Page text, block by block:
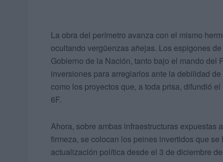
La obra del perímetro avanza con el mismo
ocultando vergüenzas añejas. Los espigones
Gobierno de la Nación, tanto bajo el mando del
inversiones para arreglarlos ante la debilidad
como los proyectos que, a toda prisa, difundió
6F.
Ahora, sobre ambas infraestructuras expuestas
firmeza, se colocan los peines invertidos que
actualización política desde el 3 de diciembre